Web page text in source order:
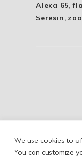
We use cookies to
You can customize
Alexa 65,
Seresin,
Cookie Policy